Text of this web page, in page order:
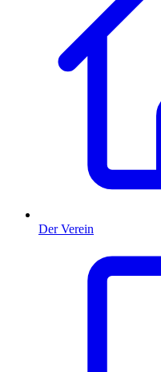
Der Verein